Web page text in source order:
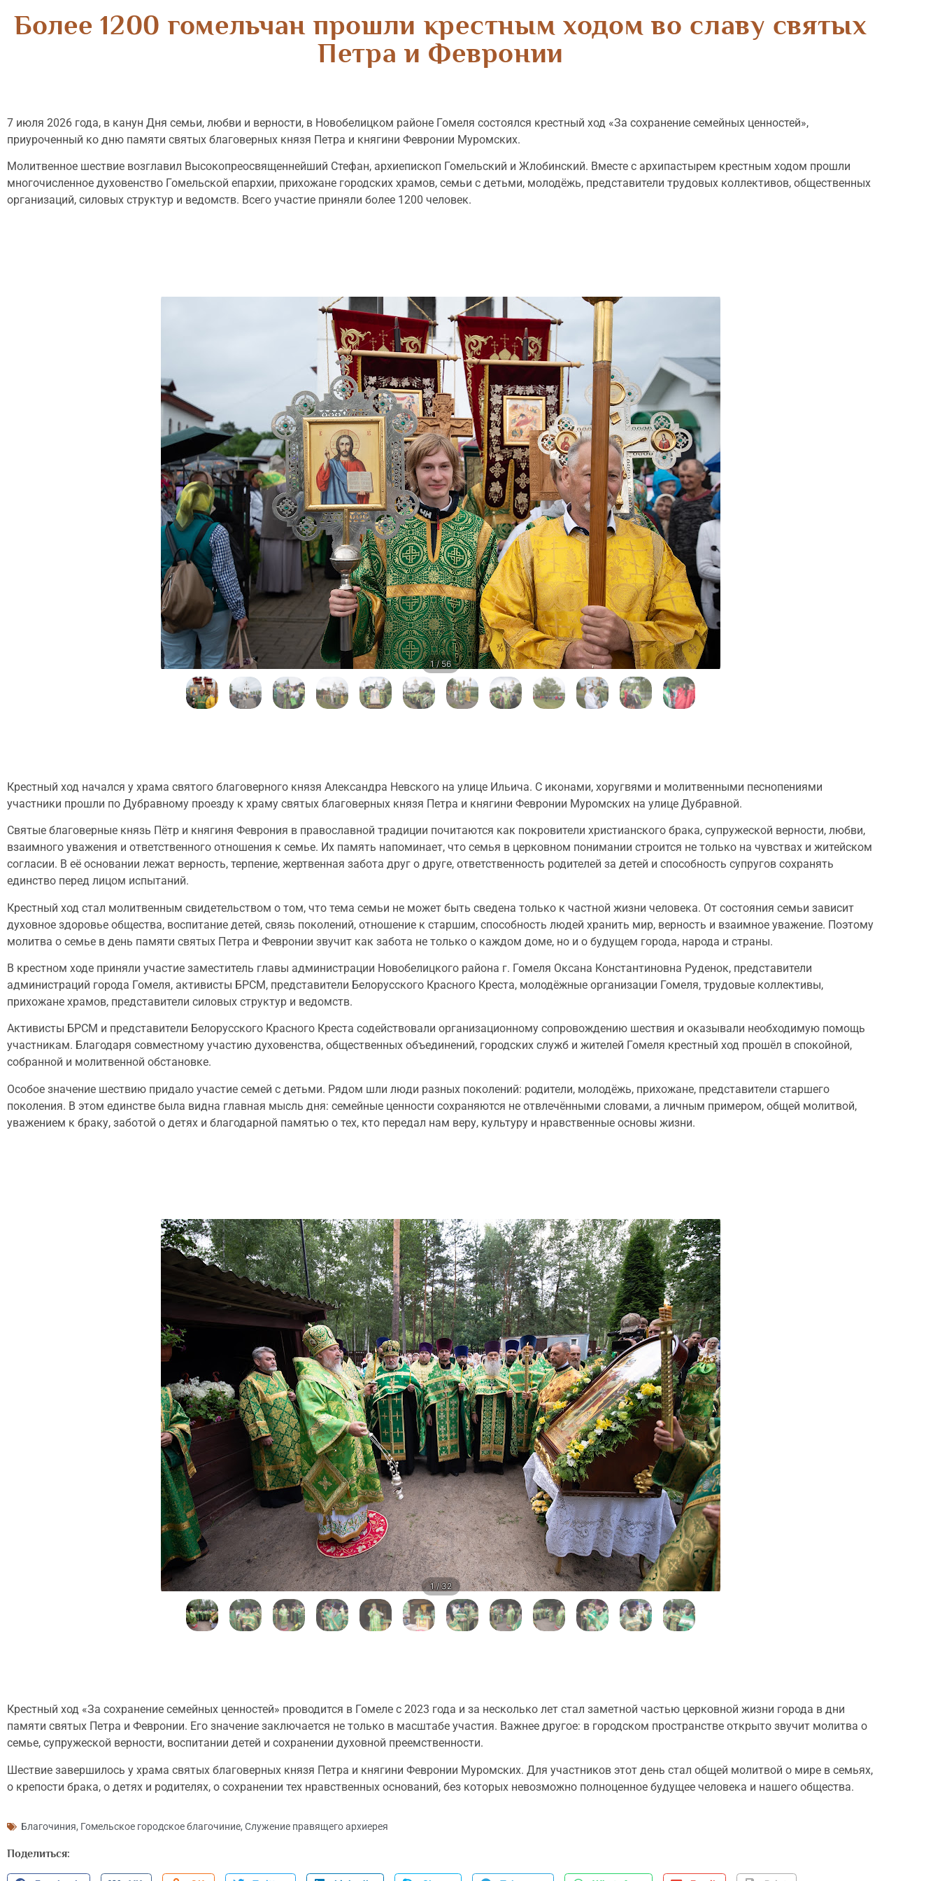
Более 1200 гомельчан прошли крестным ходом во славу святых
Петра и Февронии
7 июля 2026 года, в канун Дня семьи, любви и верности, в Новобелицком районе Гомеля состоялся крестный ход «За сохранение семейных ценностей»,
приуроченный ко дню памяти святых благоверных князя Петра и княгини Февронии Муромских.
Молитвенное шествие возглавил Высокопреосвященнейший Стефан, архиепископ Гомельский и Жлобинский. Вместе с архипастырем крестным ходом прошли
многочисленное духовенство Гомельской епархии, прихожане городских храмов, семьи с детьми, молодёжь, представители трудовых коллективов, общественных
организаций, силовых структур и ведомств. Всего участие приняли более 1200 человек.
1 / 56
Крестный ход начался у храма святого благоверного князя Александра Невского на улице Ильича. С иконами, хоругвями и молитвенными песнопениями
участники прошли по Дубравному проезду к храму святых благоверных князя Петра и княгини Февронии Муромских на улице Дубравной.
Святые благоверные князь Пётр и княгиня Феврония в православной традиции почитаются как покровители христианского брака, супружеской верности, любви,
взаимного уважения и ответственного отношения к семье. Их память напоминает, что семья в церковном понимании строится не только на чувствах и житейском
согласии. В её основании лежат верность, терпение, жертвенная забота друг о друге, ответственность родителей за детей и способность супругов сохранять
единство перед лицом испытаний.
Крестный ход стал молитвенным свидетельством о том, что тема семьи не может быть сведена только к частной жизни человека. От состояния семьи зависит
духовное здоровье общества, воспитание детей, связь поколений, отношение к старшим, способность людей хранить мир, верность и взаимное уважение. Поэтому
молитва о семье в день памяти святых Петра и Февронии звучит как забота не только о каждом доме, но и о будущем города, народа и страны.
В крестном ходе приняли участие заместитель главы администрации Новобелицкого района г. Гомеля Оксана Константиновна Руденок, представители
администраций города Гомеля, активисты БРСМ, представители Белорусского Красного Креста, молодёжные организации Гомеля, трудовые коллективы,
прихожане храмов, представители силовых структур и ведомств.
Активисты БРСМ и представители Белорусского Красного Креста содействовали организационному сопровождению шествия и оказывали необходимую помощь
участникам. Благодаря совместному участию духовенства, общественных объединений, городских служб и жителей Гомеля крестный ход прошёл в спокойной,
собранной и молитвенной обстановке.
Особое значение шествию придало участие семей с детьми. Рядом шли люди разных поколений: родители, молодёжь, прихожане, представители старшего
поколения. В этом единстве была видна главная мысль дня: семейные ценности сохраняются не отвлечёнными словами, а личным примером, общей молитвой,
уважением к браку, заботой о детях и благодарной памятью о тех, кто передал нам веру, культуру и нравственные основы жизни.
1 / 32
Крестный ход «За сохранение семейных ценностей» проводится в Гомеле с 2023 года и за несколько лет стал заметной частью церковной жизни города в дни
памяти святых Петра и Февронии. Его значение заключается не только в масштабе участия. Важнее другое: в городском пространстве открыто звучит молитва о
семье, супружеской верности, воспитании детей и сохранении духовной преемственности.
Шествие завершилось у храма святых благоверных князя Петра и княгини Февронии Муромских. Для участников этот день стал общей молитвой о мире в семьях,
о крепости брака, о детях и родителях, о сохранении тех нравственных оснований, без которых невозможно полноценное будущее человека и нашего общества.
Благочиния, Гомельское городское благочиние, Служение правящего архиерея
Поделиться: